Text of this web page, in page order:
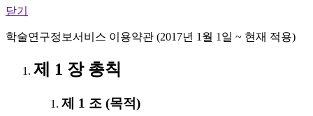
닫기
학술연구정보서비스 이용약관 (2017년 1월 1일 ~ 현재 적용)
제 1 장 총칙
제 1 조 (목적)